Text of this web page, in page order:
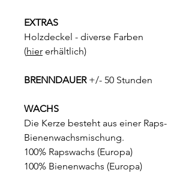
EXTRAS
Holzdeckel - diverse Farben
(hier erhältlich)
BRENNDAUER +/- 50 Stunden
WACHS
Die Kerze besteht aus einer Raps-
Bienenwachsmischung.
100% Rapswachs (Europa)
100% Bienenwachs (Europa)